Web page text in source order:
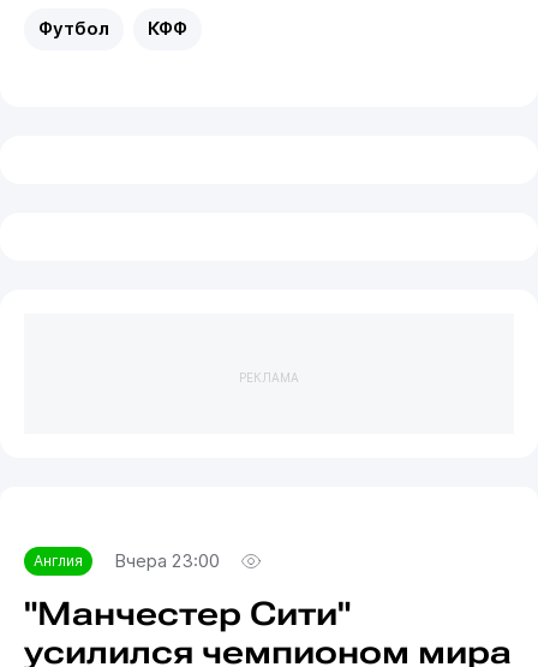
Футбол КФФ
РЕКЛАМА
Англия Вчера 23:00
"Манчестер Сити"
усилился чемпионом мира